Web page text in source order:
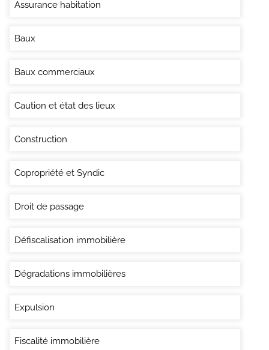
Assurance habitation
Baux
Baux commerciaux
Caution et état des lieux
Construction
Copropriété et Syndic
Droit de passage
Défiscalisation immobilière
Dégradations immobilières
Expulsion
Fiscalité immobilière